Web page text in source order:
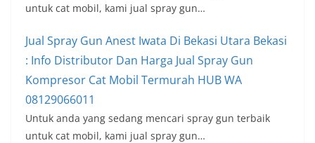
untuk cat mobil, kami jual spray gun…
Jual Spray Gun Anest Iwata Di Bekasi Utara Bekasi
: Info Distributor Dan Harga Jual Spray Gun
Kompresor Cat Mobil Termurah HUB WA
08129066011
Untuk anda yang sedang mencari spray gun terbaik
untuk cat mobil, kami jual spray gun…